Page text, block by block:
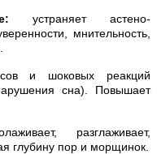
устраняет астено-
мнительность,
и шоковых реакций
сна). Повышает
разглаживает,
глубину пор и морщинок.